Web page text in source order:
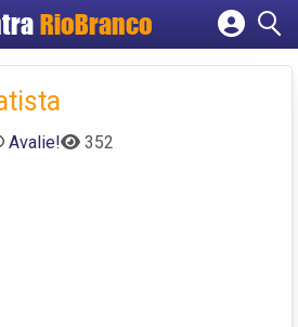
RioBranco
Cadastrar empresa
Criar conta
Avalie! 352